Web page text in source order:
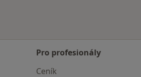
Pro profesionály
Ceník